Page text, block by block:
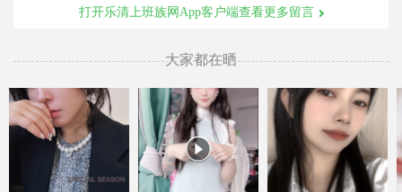
打开乐清上班族网App客户端查看更多留言
大家都在晒
